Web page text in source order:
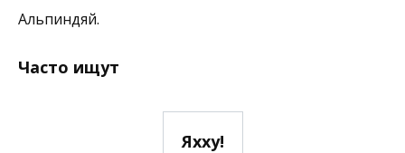
Альпиндяй.
Часто ищут
Яхху!